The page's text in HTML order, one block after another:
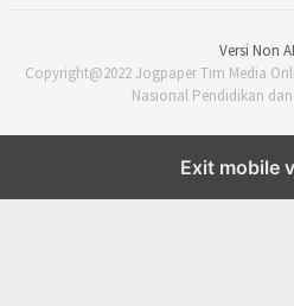
Versi Non
Copyright@2022 Jogpaper Tim Media
Nasional Pendidikan
Exit mobile